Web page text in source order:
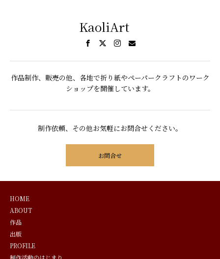
KaoliArt
作品制作、販売の他、各地で折り紙やペーパークラフトのワーク
ショップを開催しています。
制作依頼、その他お気軽にお問合せください。
お問合せ
HOME
ABOUT
作品
出版
PROFILE
制作活動のはじまり